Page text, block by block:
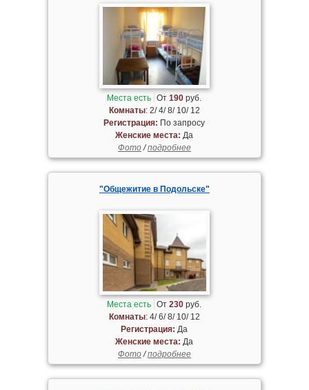
Места есть От190 руб.
Комнаты: 2/ 4/ 8/ 10/ 12
Регистрация: По запросу
Женские места: Да
Фото/подробнее
"Общежитие в Подольске"
Места есть От230 руб.
Комнаты: 4/ 6/ 8/ 10/ 12
Регистрация: Да
Женские места: Да
Фото/подробнее